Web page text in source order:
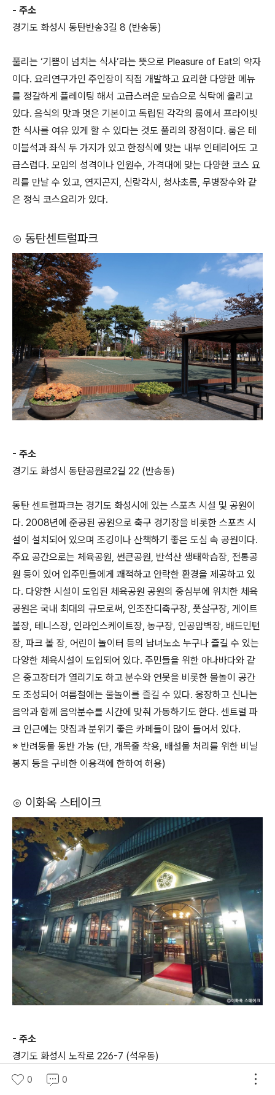
- 주소
경기도 화성시 동탄반송3길 8 (반송동)
풀리는 ‘기쁨이 넘치는 식사’라는 뜻으로 Pleasure of Eat의 약자
이다. 요리연구가인 주인장이 직접 개발하고 요리한 다양한 메뉴
를 정갈하게 플레이팅 해서 고급스러운 모습으로 식탁에 올리고
있다. 음식의 맛과 멋은 기본이고 독립된 각각의 룸에서 프라이빗
한 식사를 여유 있게 할 수 있다는 것도 풀리의 장점이다. 룸은 테
이블석과 좌식 두 가지가 있고 한정식에 맞는 내부 인테리어도 고
급스럽다. 모임의 성격이나 인원수, 가격대에 맞는 다양한 코스 요
리를 만날 수 있고, 연지곤지, 신랑각시, 청사초롱, 무병장수와 같
은 정식 코스요리가 있다.
⊙ 동탄센트럴파크
- 주소
경기도 화성시 동탄공원로2길 22 (반송동)
동탄 센트럴파크는 경기도 화성시에 있는 스포츠 시설 및 공원이
다. 2008년에 준공된 공원으로 축구 경기장을 비롯한 스포츠 시
설이 설치되어 있으며 조깅이나 산책하기 좋은 도심 속 공원이다.
주요 공간으로는 체육공원, 썬큰공원, 반석산 생태학습장, 전통공
원 등이 있어 입주민들에게 쾌적하고 안락한 환경을 제공하고 있
다. 다양한 시설이 도입된 체육공원 공원의 중심부에 위치한 체육
공원은 국내 최대의 규모로써, 인조잔디축구장, 풋살구장, 게이트
볼장, 테니스장, 인라인스케이트장, 농구장, 인공암벽장, 배드민턴
장, 파크 볼 장, 어린이 놀이터 등의 남녀노소 누구나 즐길 수 있는
다양한 체육시설이 도입되어 있다. 주민들을 위한 아나바다와 같
은 중고장터가 열리기도 하고 분수와 연못을 비롯한 물놀이 공간
도 조성되어 여름철에는 물놀이를 즐길 수 있다. 웅장하고 신나는
음악과 함께 음악분수를 시간에 맞춰 가동하기도 한다. 센트럴 파
크 인근에는 맛집과 분위기 좋은 카페들이 많이 들어서 있다.
※ 반려동물 동반 가능 (단, 개목줄 착용, 배설물 처리를 위한 비닐
봉지 등을 구비한 이용객에 한하여 허용)
⊙ 이화옥 스테이크
- 주소
경기도 화성시 노작로 226-7 (석우동)
0 0